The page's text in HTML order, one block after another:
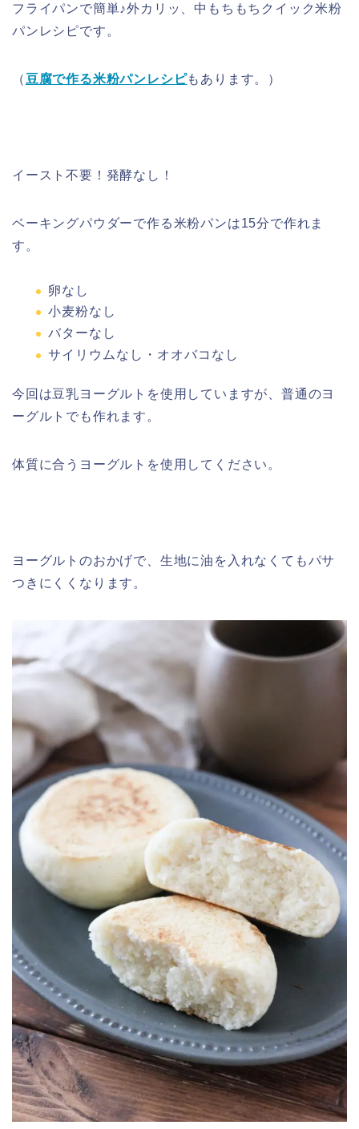
フライパンで簡単♪外カリッ、中もちもちクイック米粉
パンレシピです。
（ 豆腐で作る米粉パンレシピもあります。）
イースト不要！発酵なし！
ベーキングパウダーで作る米粉パンは15分で作れま
す。
卵なし
小麦粉なし
バターなし
サイリウムなし・オオバコなし
今回は豆乳ヨーグルトを使用していますが、普通のヨ
ーグルトでも作れます。
体質に合うヨーグルトを使用してください。
ヨーグルトのおかげで、生地に油を入れなくてもパサ
つきにくくなります。